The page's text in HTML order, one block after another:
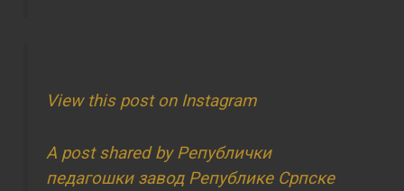
View this post on Instagram
A post shared by Републички
педагошки завод Републике Српске